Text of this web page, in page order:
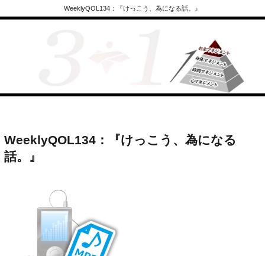
WeeklyQOL134：『けっこう、為になる話。』
WeeklyQOL134：『けっこう、為になる
話。』